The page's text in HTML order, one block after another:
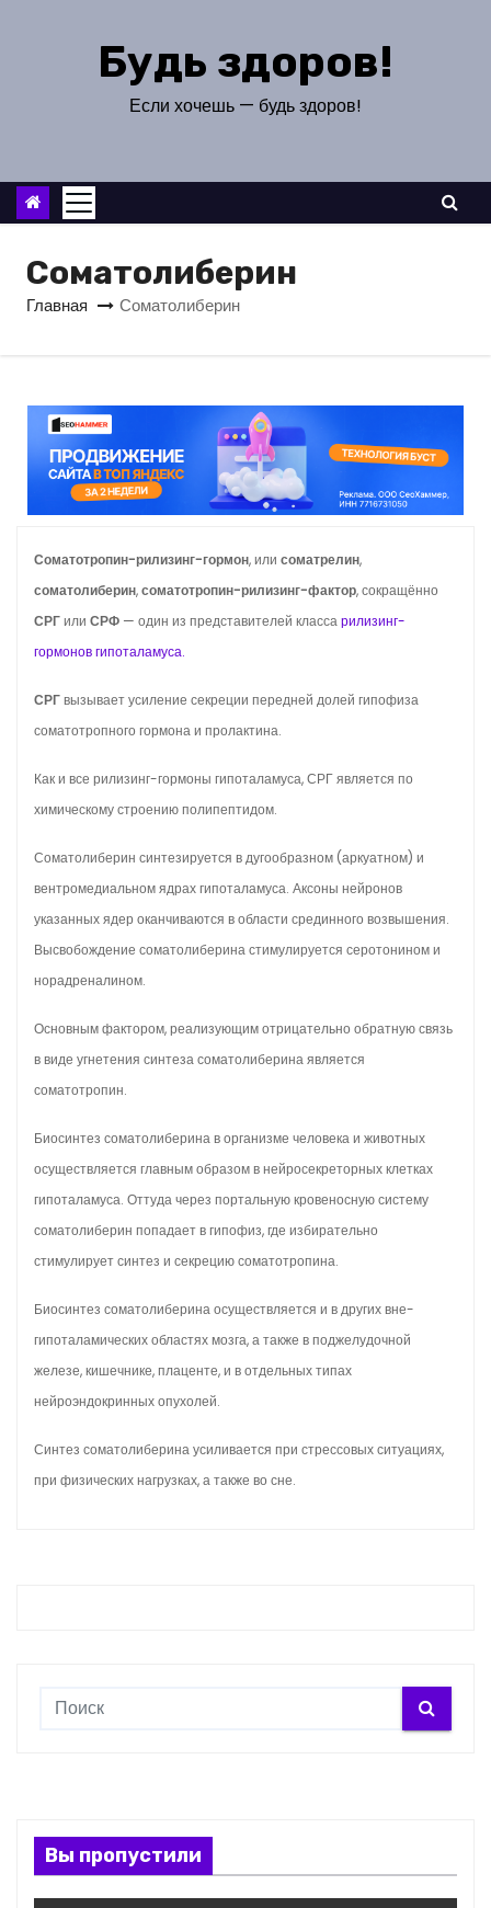
к
Будь здоров!
Если хочешь — будь здоров!
Соматолиберин
Главная Соматолиберин
Соматотропин-рилизинг-гормон, или соматрелин,
соматолиберин,соматотропин-рилизинг-фактор, сокращённо
СРГили СРФ — один из представителей классарилизинг-
гормонов гипоталамуса.
СРГвызывает усиление секреции передней долей гипофиза
соматотропного гормона и пролактина.
Как и все рилизинг-гормоны гипоталамуса, СРГ является по
химическому строению полипептидом.
Соматолиберин синтезируется в дугообразном (аркуатном) и
вентромедиальном ядрах гипоталамуса. Аксоны нейронов
указанных ядер оканчиваются в области срединного возвышения.
Высвобождение соматолиберина стимулируется серотонином и
норадреналином.
Основным фактором, реализующим отрицательно обратную связь
в виде угнетения синтеза соматолиберина является
соматотропин.
Биосинтез соматолиберина в организме человека и животных
осуществляется главным образом в нейросекреторных клетках
гипоталамуса. Оттуда через портальную кровеносную систему
соматолиберин попадает в гипофиз, где избирательно
стимулирует синтез и секрецию соматотропина.
Биосинтез соматолиберина осуществляется и в других вне-
гипоталамических областях мозга, а также в поджелудочной
железе, кишечнике, плаценте, и в отдельных типах
нейроэндокринных опухолей.
Синтез соматолиберина усиливается при стрессовых ситуациях,
при физических нагрузках, а также во сне.
Вы пропустили